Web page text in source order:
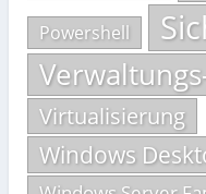
Powershell
Virtualisierung
Windows